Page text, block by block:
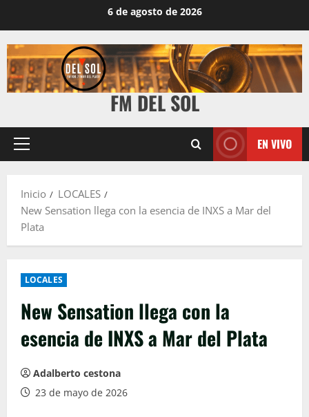
6 de agosto de 2026
FM DEL SOL
EN VIVO
Inicio
LOCALES
New Sensation llega con la esencia de INXS a Mar del
Plata
LOCALES
New Sensation llega con la
esencia de INXS a Mar del Plata
Adalberto cestona
23 de mayo de 2026